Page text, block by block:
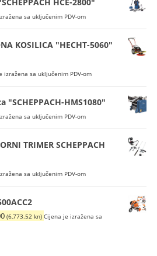
sa uključenim PDV-om
KOSILICA "HECHT-5060"
izražena sa uključenim PDV-om
HMS1080"
sa uključenim PDV-om
TRIMER SCHEPPACH
sa uključenim PDV-om
(6,773.52 kn) Trenutna
Cijena je izražena sa